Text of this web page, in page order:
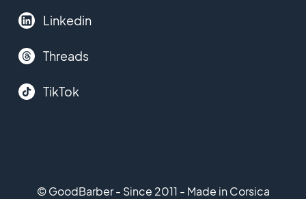
Linkedin
Threads
TikTok
© GoodBarber - Since 2011 - Made in Corsica